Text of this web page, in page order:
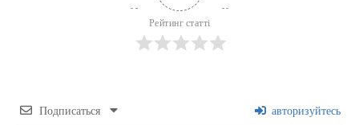
Рейтинг статті
Подписаться авторизуйтесь